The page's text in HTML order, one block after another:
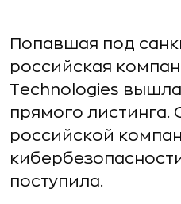
Попавшая под
российская
Technologies
прямого листинга.
российской
поступила.